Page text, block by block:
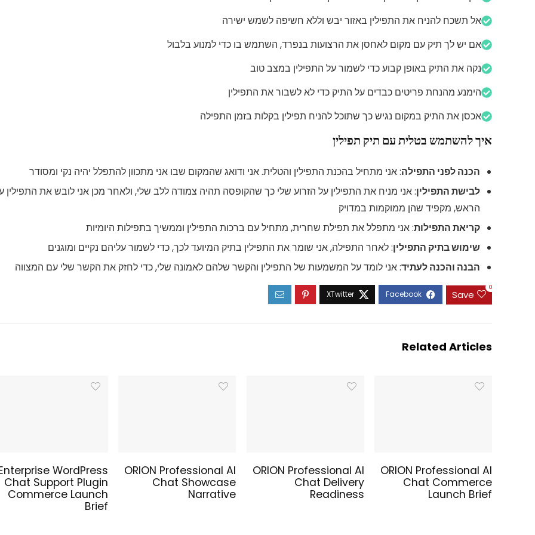
אל תשכח להניח את התפילין באזור יבש וללא חשיפה לשמש ישירה
אם יש לך תיק עם מקום לאחסן את הרצועות בנפרד, השתמש בו כדי למנוע בלבול
נקה את התיק באופן קבוע כדי לשמור על התפילין במצב טוב
הימנע מהנחת פריטים כבדים על התיק כדי לא לשבור את התפילין
אכסן את התיק במקום נגיש כך שתוכל להניח תפילין בקלות בזמן התפילה
איך להשתמש בטלית עם תיק תפילין
הכנה לפני התפילה: אני מתחיל בהכנת התפילין והטלית. אני ודואג שהמקום שבו אני מתכוון להתפלל יהיה נקי ומסודר
לבישת התפילין: אני מניח את התפילין על הזרוע שלי כך שהקופסה תהיה צמודה ללב שלי, ולאחר מכן אני לובש את התפילין
הראש, מקפיד שהן ממוקמות במדויק
קריאת התפילות: אני מתפלל את תפילת שחרית, מתחיל עם ברכות התפילין וממשיך בתפילות היומיות
שימוש בתיק התפילין: לאחר התפילה, אני שומר את התפילין בתיק המיועד לכך, כדי לשמור עליהם נקיים ומוגנים
הבנה והכנה לעתיד: אני לומד על המשמעות של התפילין והקשר שלהם לאמונה שלי, כדי לחזק את הקשר שלי עם המצווה
Save
0
Related Articles
ORION Professional AI
Chat Commerce
Launch Brief
ORION Professional AI
Chat Delivery
Readiness
ORION Professional AI
Chat Showcase
Narrative
WordPress
Chat Support Plugin
Commerce Launch
Brief